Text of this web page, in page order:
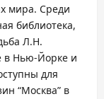
мира. Среди
библиотека,
Л.Н.
в Нью-Йорке и
для
“Москва” в